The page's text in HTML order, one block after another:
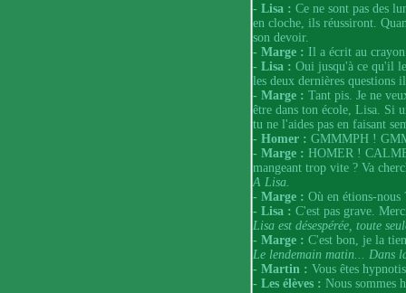
- Lisa : Ce ne sont pas des
en cloche, ils réussiront.
son devoir.
- Marge : Il a écrit au
- Lisa : Oui jusqu'à ce qu'il
les deux dernières questions
- Marge : Tant pis. Je ne
être dans ton école, Lisa. Si
tu ne l'aides pas en faisant
- Homer : GMMMPH !
- Marge : HOMER !
mangeant trop vite ? Va
A Lisa.
- Marge : Où en étions-nous
- Lisa : C'est pas grave.
Lisa est désespérée, toute
- Marge : C'est bon, je la
Le lendemain matin... Dans
- Martin : Vous êtes
- Les élèves : Nous sommes